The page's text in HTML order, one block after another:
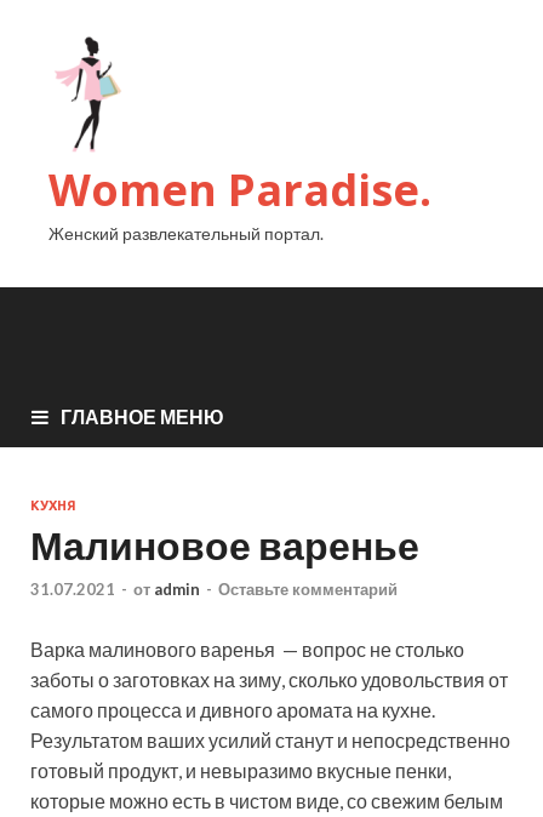
Women Paradise.
Женский развлекательный портал.
ГЛАВНОЕ МЕНЮ
КУХНЯ
Малиновое варенье
31.07.2021 - от admin - Оставьте комментарий
Варка малинового варенья — вопрос не столько
заботы о заготовках на зиму, сколько удовольствия от
самого процесса и дивного аромата на кухне.
Результатом ваших усилий станут и непосредственно
готовый продукт, и невыразимо вкусные пенки,
которые можно есть в чистом виде, со свежим белым